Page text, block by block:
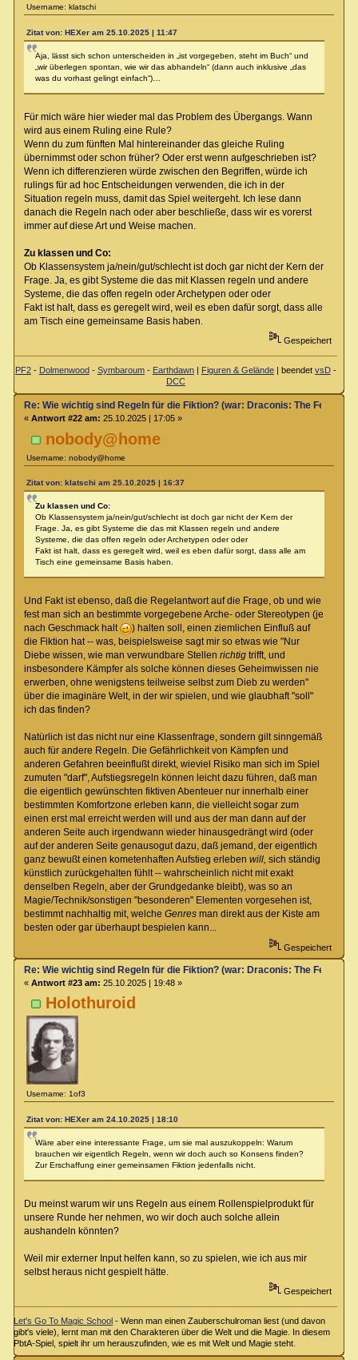
Username: klatschi
Zitat von: HEXer am 25.10.2025 | 11:47
Aja, lässt sich schon unterscheiden in „ist vorgegeben, steht im Buch“ und
„wir überlegen spontan, wie wir das abhandeln“ (dann auch inklusive „das
was du vorhast gelingt einfach“)…
Für mich wäre hier wieder mal das Problem des Übergangs. Wann
wird aus einem Ruling eine Rule?
Wenn du zum fünften Mal hintereinander das gleiche Ruling
übernimmst oder schon früher? Oder erst wenn aufgeschrieben ist?
Wenn ich differenzieren würde zwischen den Begriffen, würde ich
rulings für ad hoc Entscheidungen verwenden, die ich in der
Situation regeln muss, damit das Spiel weitergeht. Ich lese dann
danach die Regeln nach oder aber beschließe, dass wir es vorerst
immer auf diese Art und Weise machen.
Zu klassen und Co:
Ob Klassensystem ja/nein/gut/schlecht ist doch gar nicht der Kern der
Frage. Ja, es gibt Systeme die das mit Klassen regeln und andere
Systeme, die das offen regeln oder Archetypen oder oder
Fakt ist halt, dass es geregelt wird, weil es eben dafür sorgt, dass alle
am Tisch eine gemeinsame Basis haben.
Gespeichert
PF2- Dolmenwood - Symbaroum- Earthdawn| Figuren & Gelände| beendet vsD-
DCC
nobody@home
Username: nobody@home
Re: Wie wichtig sind Regeln für die Fiktion? (war: Draconis: The Feel-
« Antwort #22 am: 25.10.2025 | 17:05 »
Zitat von: klatschi am 25.10.2025 | 16:37
Zu klassen und Co:
Ob Klassensystem ja/nein/gut/schlecht ist doch gar nicht der Kern der
Frage. Ja, es gibt Systeme die das mit Klassen regeln und andere
Systeme, die das offen regeln oder Archetypen oder oder
Fakt ist halt, dass es geregelt wird, weil es eben dafür sorgt, dass alle am
Tisch eine gemeinsame Basis haben.
Und Fakt ist ebenso, daß die Regelantwort auf die Frage, ob und wie
fest man sich an bestimmte vorgegebene Arche- oder Stereotypen (je
nach Geschmack halt
) halten soll, einen ziemlichen Einfluß auf
die Fiktion hat -- was, beispielsweise sagt mir so etwas wie "Nur
Diebe wissen, wie man verwundbare Stellen richtigtrifft, und
insbesondere Kämpfer als solche können dieses Geheimwissen nie
erwerben, ohne wenigstens teilweise selbst zum Dieb zu werden"
über die imaginäre Welt, in der wir spielen, und wie glaubhaft "soll"
ich das finden?
Natürlich ist das nicht nur eine Klassenfrage, sondern gilt sinngemäß
auch für andere Regeln. Die Gefährlichkeit von Kämpfen und
anderen Gefahren beeinflußt direkt, wieviel Risiko man sich im Spiel
zumuten "darf", Aufstiegsregeln können leicht dazu führen, daß man
die eigentlich gewünschten fiktiven Abenteuer nur innerhalb einer
bestimmten Komfortzone erleben kann, die vielleicht sogar zum
einen erst mal erreicht werden will und aus der man dann auf der
anderen Seite auch irgendwann wieder hinausgedrängt wird (oder
auf der anderen Seite genausogut dazu, daß jemand, der eigentlich
ganz bewußt einen kometenhaften Aufstieg erleben will, sich ständig
künstlich zurückgehalten fühlt -- wahrscheinlich nicht mit exakt
denselben Regeln, aber der Grundgedanke bleibt), was so an
Magie/Technik/sonstigen "besonderen" Elementen vorgesehen ist,
bestimmt nachhaltig mit, welche Genresman direkt aus der Kiste am
besten oder gar überhaupt bespielen kann...
Gespeichert
Holothuroid
Username: 1of3
Re: Wie wichtig sind Regeln für die Fiktion? (war: Draconis: The Feel-
« Antwort #23 am: 25.10.2025 | 19:48 »
Zitat von: HEXer am 24.10.2025 | 18:10
Wäre aber eine interessante Frage, um sie mal auszukoppeln: Warum
brauchen wir eigentlich Regeln, wenn wir doch auch so Konsens finden?
Zur Erschaffung einer gemeinsamen Fiktion jedenfalls nicht.
Du meinst warum wir uns Regeln aus einem Rollenspielprodukt für
unsere Runde her nehmen, wo wir doch auch solche allein
aushandeln könnten?
Weil mir externer Input helfen kann, so zu spielen, wie ich aus mir
selbst heraus nicht gespielt hätte.
Gespeichert
Let's Go To Magic School - Wenn man einen Zauberschulroman liest (und davon
gibt's viele), lernt man mit den Charakteren über die Welt und die Magie. In diesem
PbtA-Spiel, spielt ihr um herauszufinden, wie es mit Welt und Magie steht.